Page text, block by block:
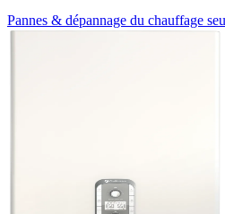
Pannes & dépannage du chauffage